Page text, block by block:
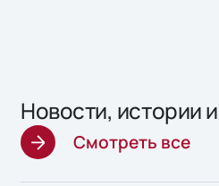
Новости, истории
Смотреть все